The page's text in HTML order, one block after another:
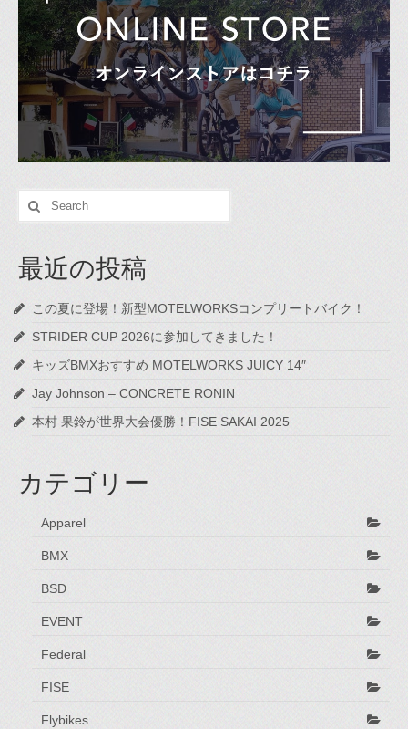
Search
for:
最近の投稿
この夏に登場！新型MOTELWORKSコンプリートバイク！
STRIDER CUP 2026に参加してきました！
キッズBMXおすすめ MOTELWORKS JUICY 14″
Jay Johnson – CONCRETE RONIN
本村 果鈴が世界大会優勝！FISE SAKAI 2025
カテゴリー
Apparel
BMX
BSD
EVENT
Federal
FISE
Flybikes